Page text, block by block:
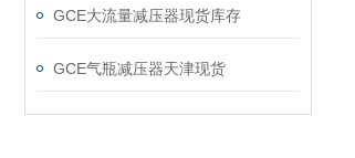
GCE大流量减压器现货库存
GCE气瓶减压器天津现货